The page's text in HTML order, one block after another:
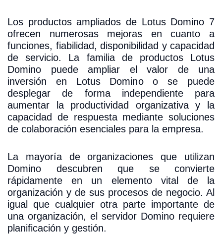
Los productos ampliados de Lotus Domino 7
ofrecen numerosas mejoras en cuanto a
funciones, fiabilidad, disponibilidad y capacidad
de servicio. La familia de productos Lotus
Domino puede ampliar el valor de una
inversión en Lotus Domino o se puede
desplegar de forma independiente para
aumentar la productividad organizativa y la
capacidad de respuesta mediante soluciones
de colaboración esenciales para la empresa.
La mayoría de organizaciones que utilizan
Domino descubren que se convierte
rápidamente en un elemento vital de la
organización y de sus procesos de negocio. Al
igual que cualquier otra parte importante de
una organización, el servidor Domino requiere
planificación y gestión.